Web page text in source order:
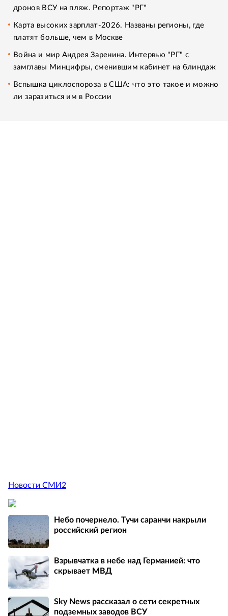
дронов ВСУ на пляж. Репортаж "РГ"
Карта высоких зарплат-2026. Названы регионы, где
платят больше, чем в Москве
Война и мир Андрея Заренина. Интервью "РГ" с
замглавы Минцифры, сменившим кабинет на блиндаж
Вспышка циклоспороза в США: что это такое и можно
ли заразиться им в России
Новости СМИ2
Небо почернело. Тучи саранчи накрыли
российский регион
Взрывчатка в небе над Германией: что
скрывает МВД
Sky News рассказал о сети секретных
подземных заводов ВСУ